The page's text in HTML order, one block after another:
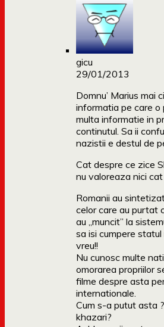
gicu
29/01/2013
Domnu’ Marius mai
informatia pe care
multa informatie in
continutul. Sa ii
nazistii e destul de
Cat despre ce zice
nu valoreaza nici
Romanii au
celor care au purtat
au „muncit” la
sa isi cumpere
vreu!!
Nu cunosc multe
omorarea propriilor
filme despre asta
internationale.
Cum s-a putut asta
khazari?